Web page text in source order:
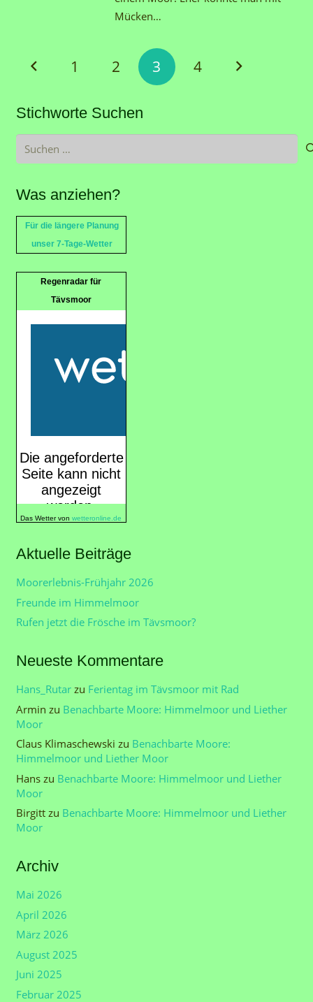
Mücken…
1 2 3 4
Stichworte Suchen
Suchen
nach:
Was anziehen?
Für die längere Planung
unser 7-Tage-Wetter
Regenradar für
Tävsmoor
Das Wetter von wetteronline.de
Aktuelle Beiträge
Moorerlebnis-Frühjahr 2026
Freunde im Himmelmoor
Rufen jetzt die Frösche im Tävsmoor?
Neueste Kommentare
Hans_Rutarzu Ferientag im Tävsmoor mit Rad
Armin zu Benachbarte Moore: Himmelmoor und Liether
Moor
Claus Klimaschewski zu Benachbarte Moore:
Himmelmoor und Liether Moor
Hanszu Benachbarte Moore: Himmelmoor und Liether
Moor
Birgittzu Benachbarte Moore: Himmelmoor und Liether
Moor
Archiv
Mai 2026
April 2026
März 2026
August 2025
Juni 2025
Februar 2025